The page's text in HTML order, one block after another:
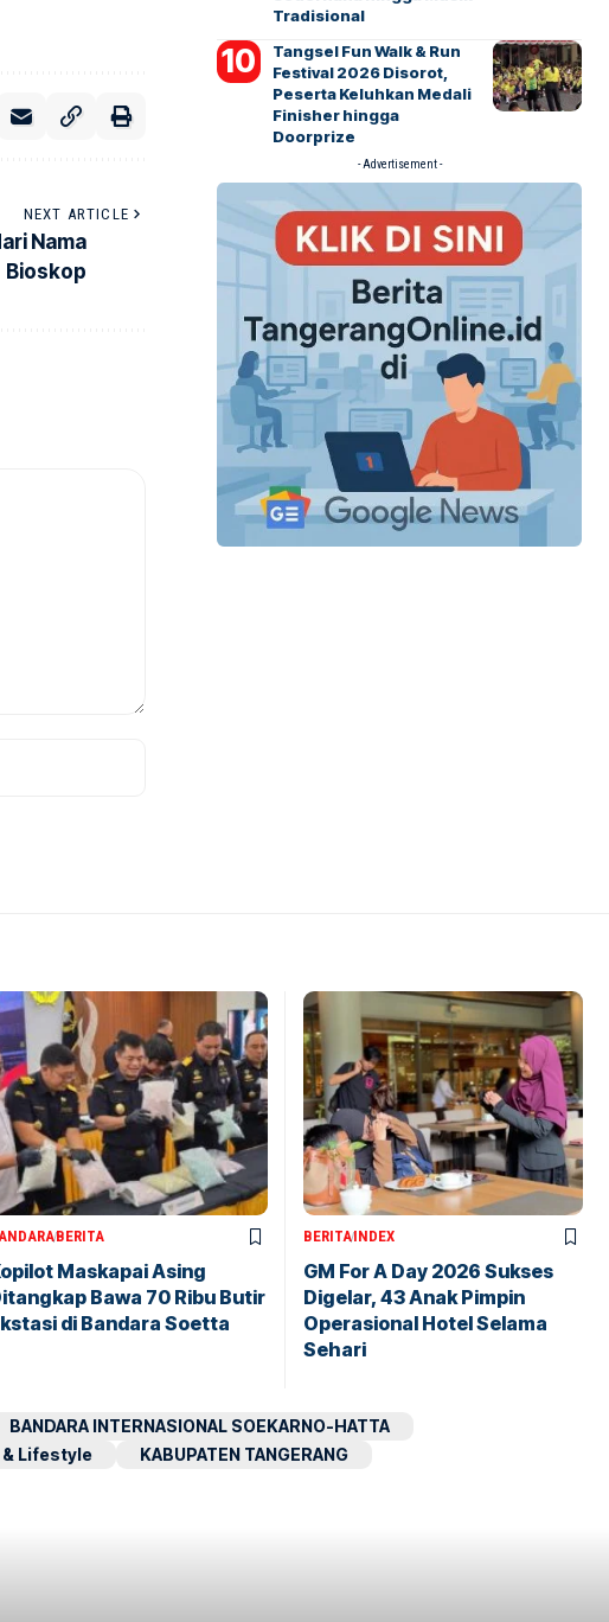
NEXT ARTICLE
Nama
Bioskop
Tradisional
Tangsel Fun Walk & Run
Festival 2026 Disorot,
Peserta Keluhkan Medali
Finisher hingga
Doorprize
- Advertisement -
BERITA
Maskapai Asing
Bawa 70 Ribu Butir
di Bandara Soetta
BERITAINDEX
GM For A Day 2026 Sukses
Digelar, 43 Anak Pimpin
Operasional Hotel Selama
Sehari
BANDARA INTERNASIONAL SOEKARNO-HATTA
Lifestyle KABUPATEN TANGERANG